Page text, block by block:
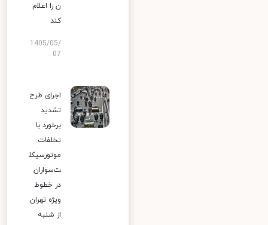
ن را اعلام
کند
1405/05/
07
اجرای طرح
تشدید
برخورد با
تخلفات
موتورسیکل
ت‌سواران
در خطوط
ویژه تهران
از شنبه